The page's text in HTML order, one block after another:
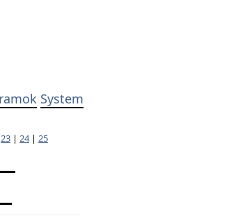
System
23 | 24| 25